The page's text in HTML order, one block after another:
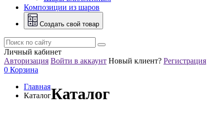
Композиции из шаров
Создать свой товар
Личный кабинет
Авторизация Войти в аккаунт Новый клиент? Регистрация
0 Корзина
Главная
КаталогКаталог